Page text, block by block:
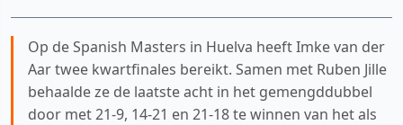
Op de Spanish Masters in Huelva heeft Imke van der
Aar twee kwartfinales bereikt. Samen met Ruben Jille
behaalde ze de laatste acht in het gemengddubbel
door met 21-9, 14-21 en 21-18 te winnen van het als